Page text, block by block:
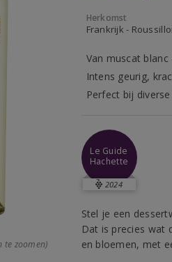
te zoomen)
Herkomst
Frankrijk -
Van muscat
Intens geurig,
Perfect bij
Le Guide
Hachette
2024
Stel je een
Dat is precies wat
en bloemen, met